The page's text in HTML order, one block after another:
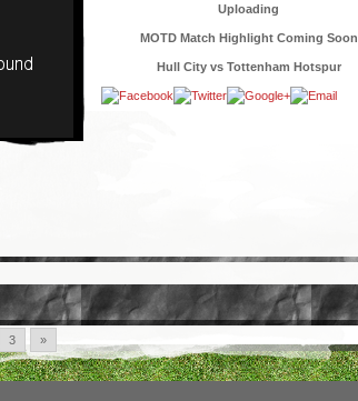
Uploading
MOTD Match Highlight Coming Soon
Hull City vs Tottenham Hotspur
3 »